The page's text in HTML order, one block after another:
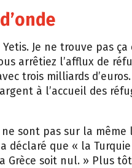
Je ne trouve pas
arrêtiez l’afflux de
trois milliards
à l’accueil des
sont pas sur la même
déclaré que « la
soit nul. » Plus